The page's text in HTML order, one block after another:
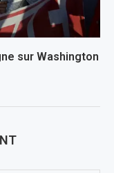
sur Washington